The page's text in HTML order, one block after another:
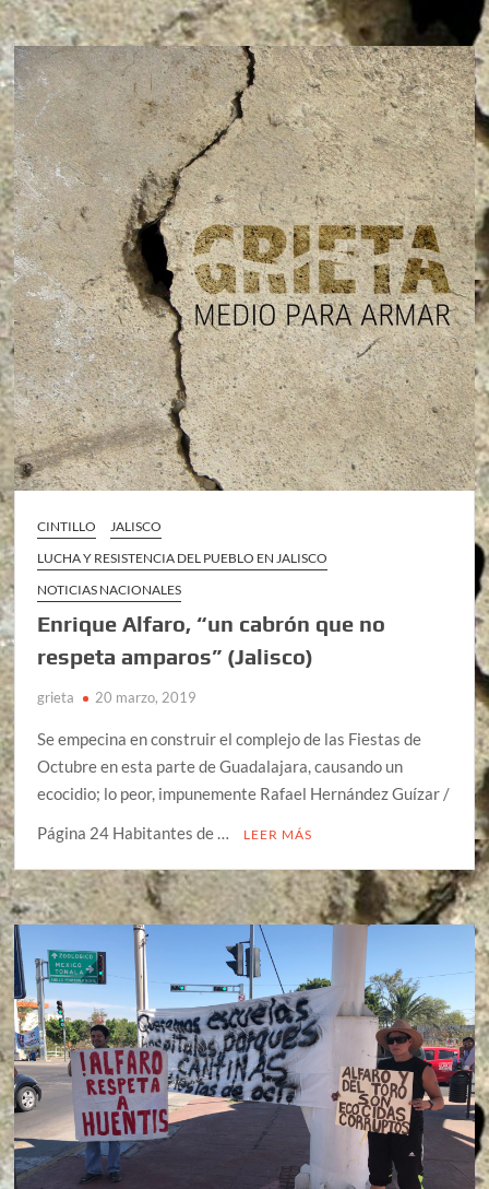
CINTILLO
JALISCO
LUCHA Y RESISTENCIA DEL PUEBLO EN JALISCO
NOTICIAS NACIONALES
Enrique Alfaro, “un cabrón que no
respeta amparos” (Jalisco)
grieta 20 marzo, 2019
Se empecina en construir el complejo de las Fiestas de
Octubre en esta parte de Guadalajara, causando un
ecocidio; lo peor, impunemente Rafael Hernández Guízar /
Página 24 Habitantes de …
LEER MÁS